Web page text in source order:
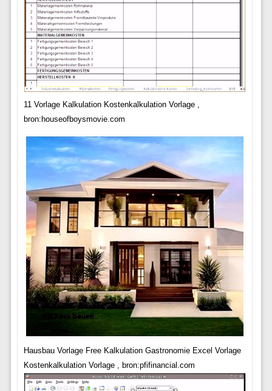
11 Vorlage Kalkulation Kostenkalkulation Vorlage ,
bron:houseofboysmovie.com
Hausbau Vorlage Free Kalkulation Gastronomie Excel Vorlage
Kostenkalkulation Vorlage , bron:pfifinancial.com